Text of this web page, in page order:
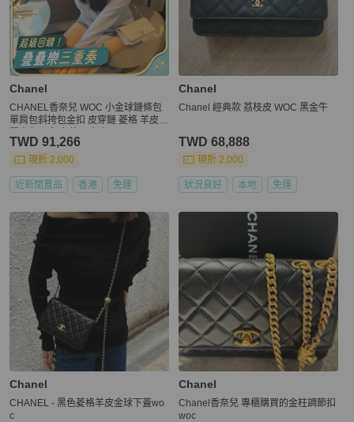
Chanel
CHANEL香奈兒 WOC 小金球鏈條包
單肩包斜挎包金扣 皮穿鏈 菱格 羊皮材
TWD 91,266
現折 2,000
近新閒置品 香港 免運
Chanel
Chanel 經典款 荔枝皮 WOC 黑金牛
TWD 68,888
現折 2,000
狀況良好 本地 免運
Chanel
CHANEL - 黑色菱格羊皮金球下蓋wo
c
Chanel
Chanel香奈兒 專櫃購買的金柱調節扣
woc